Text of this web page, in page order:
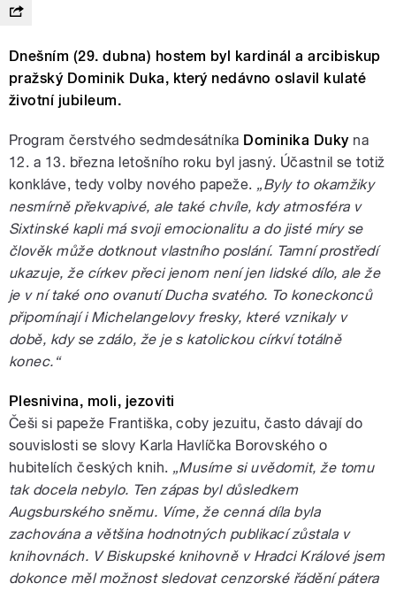
Dnešním (29. dubna) hostem byl kardinál a arcibiskup
pražský Dominik Duka, který nedávno oslavil kulaté
životní jubileum.
Program čerstvého sedmdesátníka Dominika Dukyna
12. a 13. března letošního roku byl jasný. Účastnil se totiž
konkláve, tedy volby nového papeže. „Byly to okamžiky
nesmírně překvapivé, ale také chvíle, kdy atmosféra v
Sixtinské kapli má svoji emocionalitu a do jisté míry se
člověk může dotknout vlastního poslání. Tamní prostředí
ukazuje, že církev přeci jenom není jen lidské dílo, ale že
je v ní také ono ovanutí Ducha svatého. To koneckonců
připomínají i Michelangelovy fresky, které vznikaly v
době, kdy se zdálo, že je s katolickou církví totálně
konec.“
Plesnivina, moli, jezoviti
Češi si papeže Františka, coby jezuitu, často dávají do
souvislosti se slovy Karla Havlíčka Borovského o
hubitelích českých knih. „Musíme si uvědomit, že tomu
tak docela nebylo. Ten zápas byl důsledkem
Augsburského sněmu. Víme, že cenná díla byla
zachována a většina hodnotných publikací zůstala v
knihovnách. V Biskupské knihovně v Hradci Králové jsem
dokonce měl možnost sledovat cenzorské řádění pátera